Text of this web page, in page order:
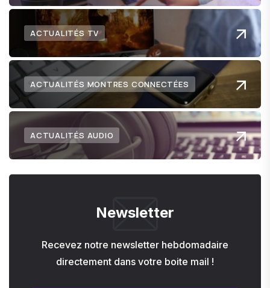
ACTUALITÉS TV
ACTUALITÉS MONTRES CONNECTÉES
ACTUALITÉS AUDIO
Newsletter
Recevez notre newsletter hebdomadaire
directement dans votre boite mail !